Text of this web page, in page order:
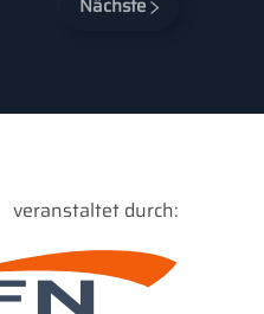
Nächste
veranstaltet durch: